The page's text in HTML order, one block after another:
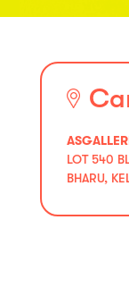
LOT 540
BHARU,